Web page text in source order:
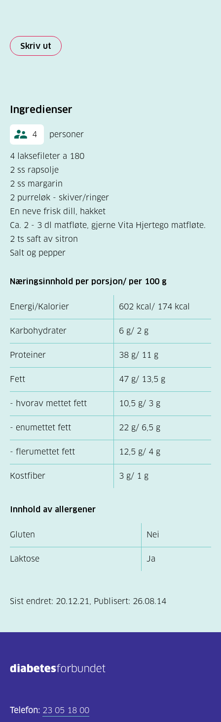
Skriv ut
Ingredienser
4 personer
4 laksefileter a 180
2 ss rapsolje
2 ss margarin
2 purreløk - skiver/ringer
En neve frisk dill, hakket
Ca. 2 - 3 dl matfløte, gjerne Vita Hjertego matfløte.
2 ts saft av sitron
Salt og pepper
Næringsinnhold per porsjon/ per 100 g
Energi/Kalorier 602 kcal/ 174 kcal
Karbohydrater 6 g/ 2 g
Proteiner 38 g/ 11 g
Fett 47 g/ 13,5 g
- hvorav mettet fett 10,5 g/ 3 g
- enumettet fett 22 g/ 6,5 g
- flerumettet fett 12,5 g/ 4 g
Kostfiber 3 g/ 1 g
Innhold av allergener
Gluten Nei
Laktose Ja
Sist endret: 20.12.21, Publisert: 26.08.14
Telefon: 23 05 18 00